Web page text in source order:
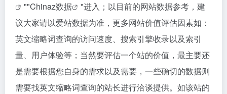
""Chinaz数据
"进入；以目前的网站数据参考，建
议大家请以爱站数据为准，更多网站价值评估因素如：
英文缩略词查询的访问速度、搜索引擎收录以及索引
量、用户体验等；当然要评估一个站的价值，最主要还
是需要根据您自身的需求以及需要，一些确切的数据则
需要找英文缩略词查询的站长进行洽谈提供。如该站的